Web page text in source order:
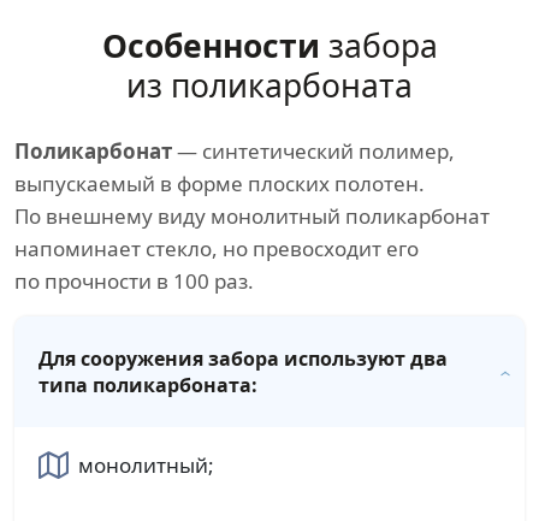
Особенности забора
из поликарбоната
Поликарбонат— синтетический полимер,
выпускаемый в форме плоских полотен.
По внешнему виду монолитный поликарбонат
напоминает стекло, но превосходит его
по прочности в 100 раз.
Для сооружения забора используют два
типа поликарбоната:
монолитный;